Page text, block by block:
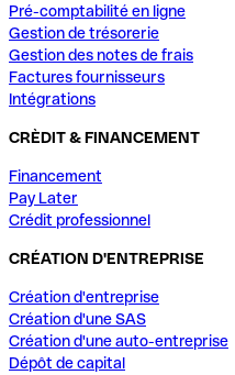
Pré-comptabilité en ligne
Gestion de trésorerie
Gestion des notes de frais
Factures fournisseurs
Intégrations
CRÈDIT & FINANCEMENT
Financement
Pay Later
Crédit professionnel
CRÉATION D'ENTREPRISE
Création d'entreprise
Création d'une SAS
Création d'une auto-entreprise
Dépôt de capital